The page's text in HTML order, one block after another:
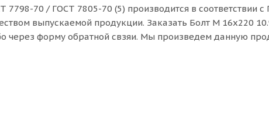
7798-70 / ГОСТ 7805-70 (5) производится в соответствии
выпускаемой продукции. Заказать Болт M 16x220
через форму обратной свзяи. Мы произведем данную